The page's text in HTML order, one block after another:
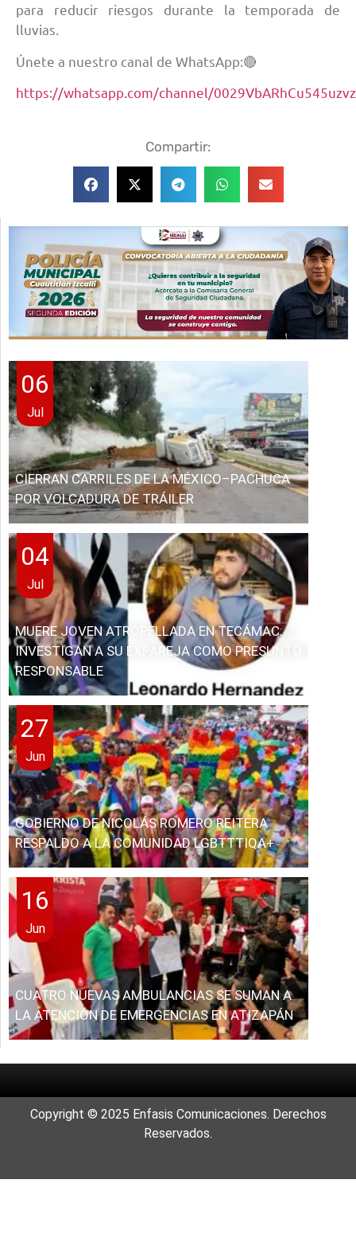
para reducir riesgos durante la temporada de
lluvias.
Únete a nuestro canal de WhatsApp:🔴
https://whatsapp.com/channel/
Compartir:
06
Jul
CIERRAN CARRILES DE LA MÉXICO–PACHUCA
POR VOLCADURA DE TRÁILER
04
Jul
MUERE JOVEN ATROPELLADA EN TECÁMAC;
INVESTIGAN A SU EXPAREJA COMO PRESUNTO
RESPONSABLE
27
Jun
GOBIERNO DE NICOLÁS ROMERO REITERA
RESPALDO A LA COMUNIDAD LGBTTTIQA+
16
Jun
CUATRO NUEVAS AMBULANCIAS SE SUMAN A
LA ATENCIÓN DE EMERGENCIAS EN ATIZAPÁN
Copyright © 2025 Enfasis Comunicaciones. Derechos
Reservados.